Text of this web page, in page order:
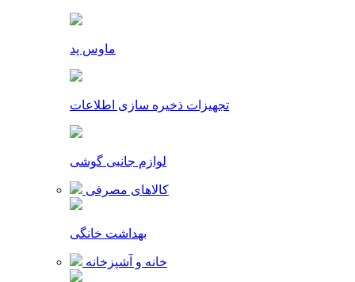
ماوس پد
تجهیزات ذخیره سازی اطلاعات
لوازم جانبی گوشی
کالاهای مصرفی
بهداشت خانگی
خانه و آشپزخانه